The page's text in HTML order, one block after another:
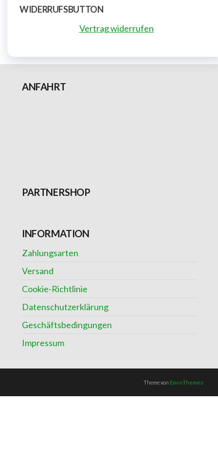
WIDERRUFSBUTTON
Vertrag widerrufen
ANFAHRT
PARTNERSHOP
INFORMATION
Zahlungsarten
Versand
Cookie-Richtlinie
Datenschutzerklärung
Geschäftsbedingungen
Impressum
Theme von EnvoThemes